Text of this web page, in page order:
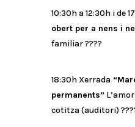
10:30h a 12:30h i de
obert per a nens i
familiar????
18:30h Xerrada
permanents”
cotitza (auditori)